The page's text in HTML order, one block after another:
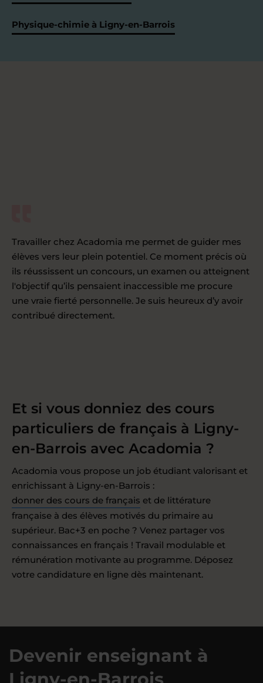
Physique-chimie à Ligny-en-Barrois
Travailler chez Acadomia me permet de guider mes
élèves vers leur plein potentiel. Ce moment précis où
ils réussissent un concours, un examen ou atteignent
l'objectif qu’ils pensaient inaccessible me procure
une vraie fierté personnelle. Je suis heureux d’y avoir
contribué directement.
Et si vous donniez des cours
particuliers de français à Ligny-
en-Barrois avec Acadomia ?
Acadomia vous propose un job étudiant valorisant et
enrichissant à Ligny-en-Barrois :
donner des cours de français et de littérature
française à des élèves motivés du primaire au
supérieur. Bac+3 en poche ? Venez partager vos
connaissances en français ! Travail modulable et
rémunération motivante au programme. Déposez
votre candidature en ligne dès maintenant.
Devenir enseignant à